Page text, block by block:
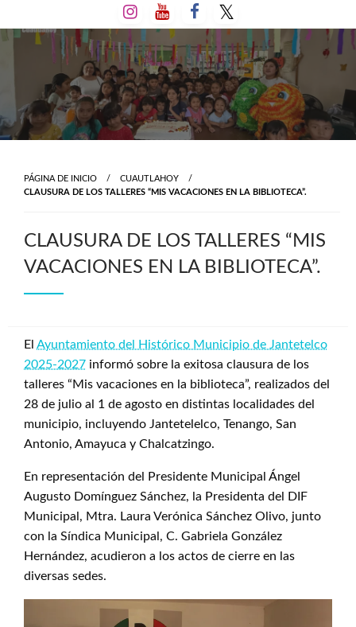
al
PÁGINA DE INICIO
CUAUTLAHOY
CLAUSURA DE LOS TALLERES “MIS VACACIONES EN LA BIBLIOTECA”.
CLAUSURA DE LOS TALLERES “MIS
VACACIONES EN LA BIBLIOTECA”.
El Ayuntamiento del Histórico Municipio de Jantetelco
2025-2027 informó sobre la exitosa clausura de los
talleres “Mis vacaciones en la biblioteca”, realizados del
28 de julio al 1 de agosto en distintas localidades del
municipio, incluyendo Jantetelelco, Tenango, San
Antonio, Amayuca y Chalcatzingo.
En representación del Presidente Municipal Ángel
Augusto Domínguez Sánchez, la Presidenta del DIF
Municipal, Mtra. Laura Verónica Sánchez Olivo, junto
con la Síndica Municipal, C. Gabriela González
Hernández, acudieron a los actos de cierre en las
diversas sedes.